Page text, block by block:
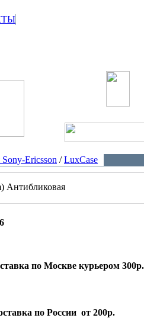
Sony-Ericsson /LuxCase
Антибликовая
по Москве курьером 300р.
по России от 200р.